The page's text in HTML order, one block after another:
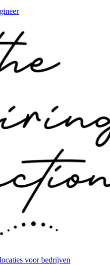
voor bedrijven